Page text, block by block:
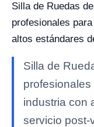
Silla de Ruedas
profesionales
altos estándares
Silla de
industria con
servicio post-